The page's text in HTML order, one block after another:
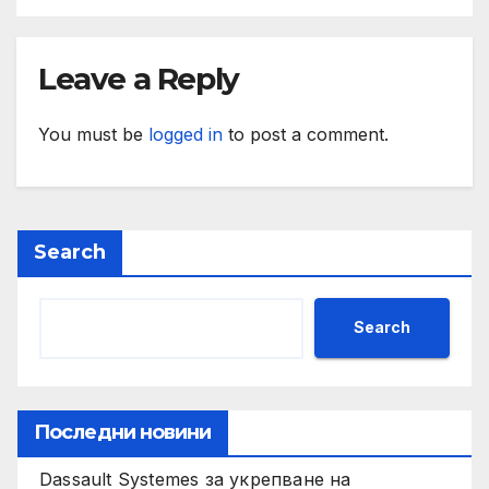
Leave a Reply
You must be logged in to post a comment.
Search
Search
Последни новини
Dassault Systemes за укрепване на